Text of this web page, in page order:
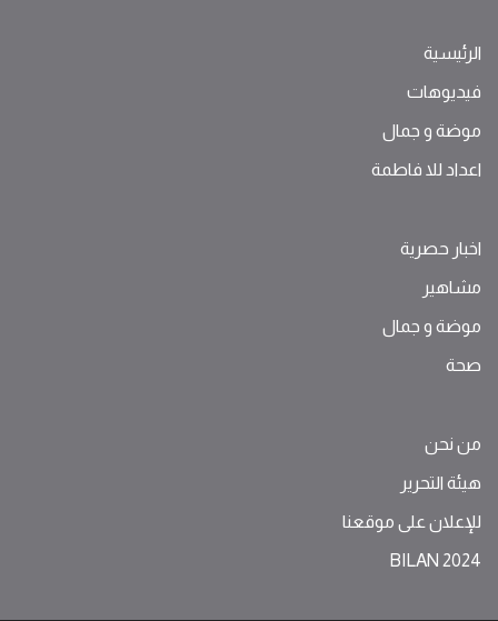
الرئيسية
فيديوهات
موضة ‫و‬ ‫‬‫جمال‬
اعداد للا فاطمة
اخبار حصرية
مشاهير
موضة ‫و‬ ‫‬‫جمال‬
صحة
من نحن
هيئة التحرير
للإعلان على موقعنا
BILAN 2024